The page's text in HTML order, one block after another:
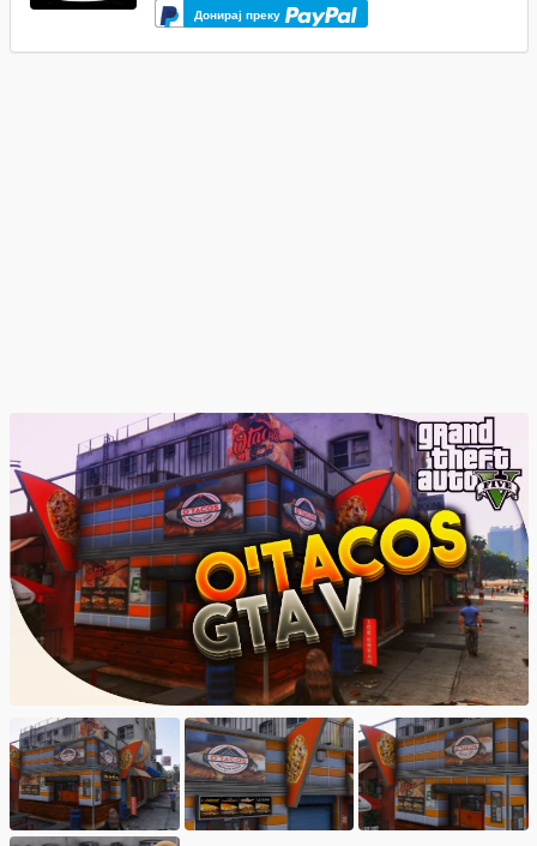
Донирај преку